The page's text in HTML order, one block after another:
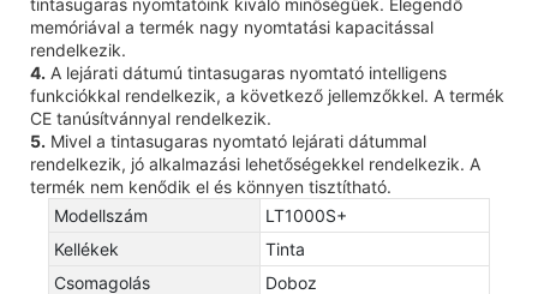
memóriával a termék nagy nyomtatási kapacitással
rendelkezik.
4. A lejárati dátumú tintasugaras nyomtató intelligens
funkciókkal rendelkezik, a következő jellemzőkkel. A termék
CE tanúsítvánnyal rendelkezik.
5. Mivel a tintasugaras nyomtató lejárati dátummal
rendelkezik, jó alkalmazási lehetőségekkel rendelkezik. A
termék nem kenődik el és könnyen tisztítható.
Modellszám
LT1000S+
Kellékek
Tinta
Csomagolás
Doboz